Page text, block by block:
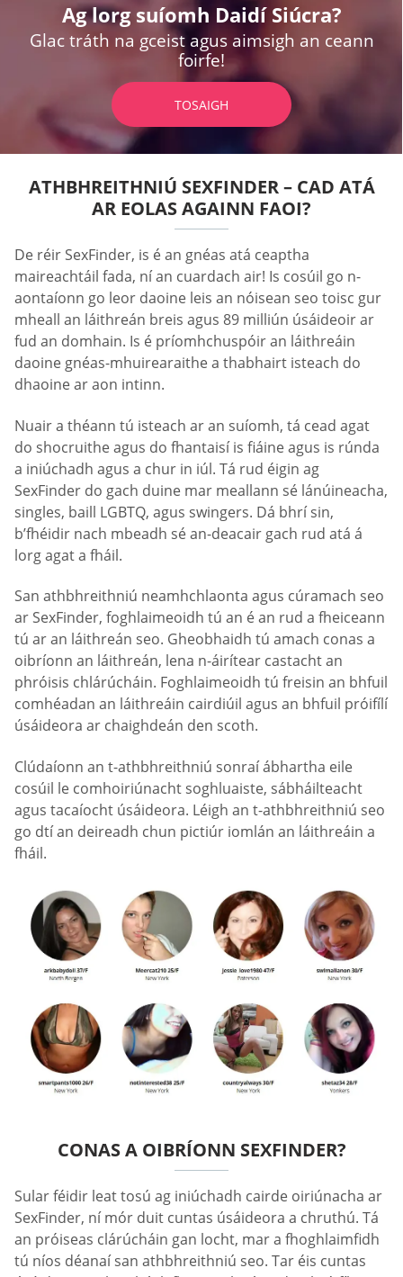
Ag lorg suíomh Daidí Siúcra?
Glac tráth na gceist agus aimsigh an ceann
foirfe!
TOSAIGH
ATHBHREITHNIÚ SEXFINDER – CAD ATÁ
AR EOLAS AGAINN FAOI?
De réir SexFinder, is é an gnéas atá ceaptha
maireachtáil fada, ní an cuardach air! Is cosúil go n-
aontaíonn go leor daoine leis an nóisean seo toisc gur
mheall an láithreán breis agus 89 milliún úsáideoir ar
fud an domhain. Is é príomhchuspóir an láithreáin
daoine gnéas-mhuirearaithe a thabhairt isteach do
dhaoine ar aon intinn.
Nuair a théann tú isteach ar an suíomh, tá cead agat
do shocruithe agus do fhantaisí is fiáine agus is rúnda
a iniúchadh agus a chur in iúl. Tá rud éigin ag
SexFinder do gach duine mar meallann sé lánúineacha,
singles, baill LGBTQ, agus swingers. Dá bhrí sin,
b’fhéidir nach mbeadh sé an-deacair gach rud atá á
lorg agat a fháil.
San athbhreithniú neamhchlaonta agus cúramach seo
ar SexFinder, foghlaimeoidh tú an é an rud a fheiceann
tú ar an láithreán seo. Gheobhaidh tú amach conas a
oibríonn an láithreán, lena n-áirítear castacht an
phróisis chlárúcháin. Foghlaimeoidh tú freisin an bhfuil
comhéadan an láithreáin cairdiúil agus an bhfuil próifílí
úsáideora ar chaighdeán den scoth.
Clúdaíonn an t-athbhreithniú sonraí ábhartha eile
cosúil le comhoiriúnacht soghluaiste, sábháilteacht
agus tacaíocht úsáideora. Léigh an t-athbhreithniú seo
go dtí an deireadh chun pictiúr iomlán an láithreáin a
fháil.
CONAS A OIBRÍONN SEXFINDER?
Sular féidir leat tosú ag iniúchadh cairde oiriúnacha ar
SexFinder, ní mór duit cuntas úsáideora a chruthú. Tá
an próiseas clárúcháin gan locht, mar a fhoghlaimfidh
tú níos déanaí san athbhreithniú seo. Tar éis cuntas